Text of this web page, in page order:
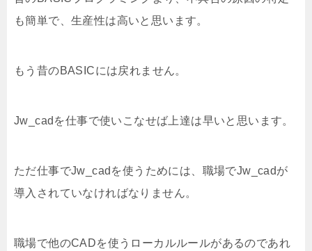
も簡単で、生産性は高いと思います。
もう昔のBASICには戻れません。
Jw_cadを仕事で使いこなせば上達は早いと思います。
ただ仕事でJw_cadを使うためには、職場でJw_cadが
導入されていなければなりません。
職場で他のCADを使うローカルルールがあるのであれ